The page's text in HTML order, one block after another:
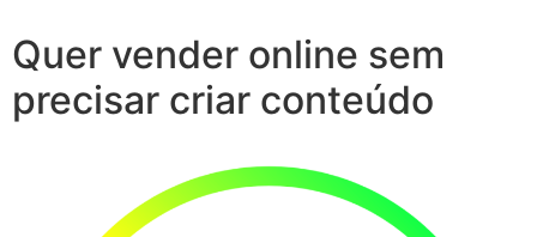
Quer vender online sem
precisar criar conteúdo